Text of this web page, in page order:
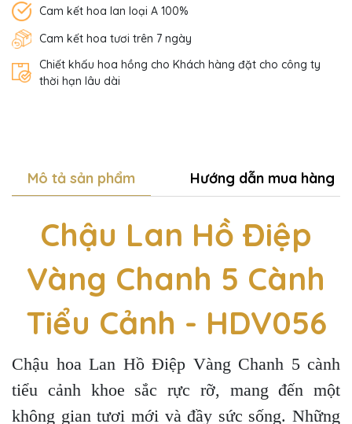
Cam kết hoa lan loại A 100%
Cam kết hoa tươi trên 7 ngày
Chiết khấu hoa hồng cho Khách hàng đặt cho công ty
thời hạn lâu dài
Mô tả sản phẩm Hướng dẫn mua hàng
Chậu Lan Hồ Điệp
Vàng Chanh 5 Cành
Tiểu Cảnh - HDV056
Chậu hoa Lan Hồ Điệp Vàng Chanh 5 cành
tiểu cảnh khoe sắc rực rỡ, mang đến một
không gian tươi mới và đầy sức sống. Những